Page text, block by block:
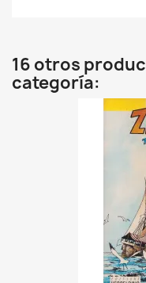
16 otros
categoría: